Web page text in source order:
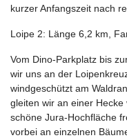
kurzer Anfangszeit nach
Loipe 2: Länge 6,2 km,
Vom Dino-Parkplatz bis
wir uns an der
windgeschützt am
gleiten wir an einer
schöne Jura-Hochfläche
vorbei an einzelnen